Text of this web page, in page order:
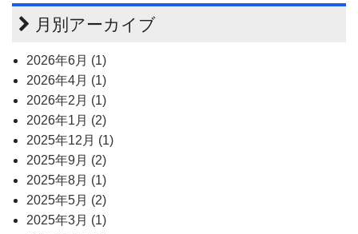
月別アーカイブ
2026年6月 (1)
2026年4月 (1)
2026年2月 (1)
2026年1月 (2)
2025年12月 (1)
2025年9月 (2)
2025年8月 (1)
2025年5月 (2)
2025年3月 (1)